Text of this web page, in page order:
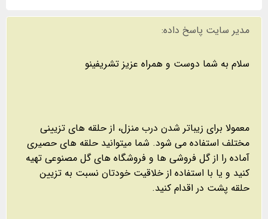
مدیر سایت پاسخ داده:
سلام به شما دوست و همراه عزیز تشریفینو
معمولا برای زیباتر شدن درب منزل، از حلقه های تزیینی
مختلف استفاده می شود. شما میتوانید حلقه های حصیری
آماده را از گل فروشی ها و فروشگاه های گل مصنوعی تهیه
کنید و یا با استفاده از خلاقیت خودتان نسبت به تزیین
حلقه پشت در اقدام کنید.